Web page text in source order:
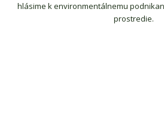
hlásime k environmentálnemu
prostredie.